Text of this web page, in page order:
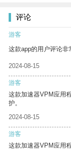
评论
游客
这款app的用户评论非
2024-08-15
游客
这款加速器VPM应用
护。
2024-08-15
游客
这款加速器VPM应用